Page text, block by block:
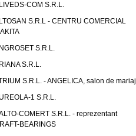
COM S.R.L.
S.R.L - CENTRU COMERCIAL
S.R.L.
S.R.L.
S.R.L. - ANGELICA, salon de mariaj
1 S.R.L.
COMERT S.R.L. - reprezentant
BEARINGS